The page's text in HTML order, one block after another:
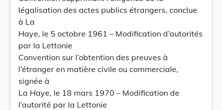
légalisation des actes publics étrangers, conclue
à La
Haye, le 5 octobre 1961 – Modification d’autorités
par la Lettonie
Convention sur l’obtention des preuves à
l’étranger en matière civile ou commerciale,
signée à
La Haye, le 18 mars 1970 – Modification de
l’autorité par la Lettonie